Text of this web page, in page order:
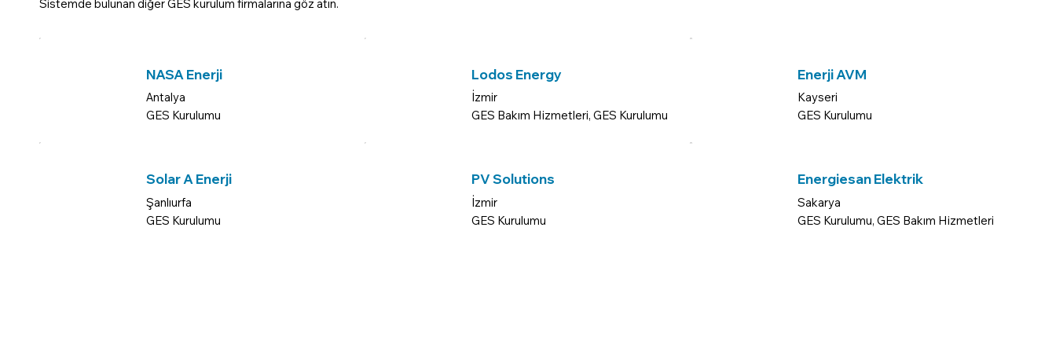
Sistemde bulunan diğer GES kurulum firmalarına göz atın.
NASA Enerji
Antalya
GES Kurulumu
Lodos Energy
İzmir
GES Bakım Hizmetleri, GES Kurulumu
Enerji AVM
Kayseri
GES Kurulumu
Solar A Enerji
Şanlıurfa
GES Kurulumu
PV Solutions
İzmir
GES Kurulumu
Energiesan Elektrik
Sakarya
GES Kurulumu, GES Bakım Hizmetleri